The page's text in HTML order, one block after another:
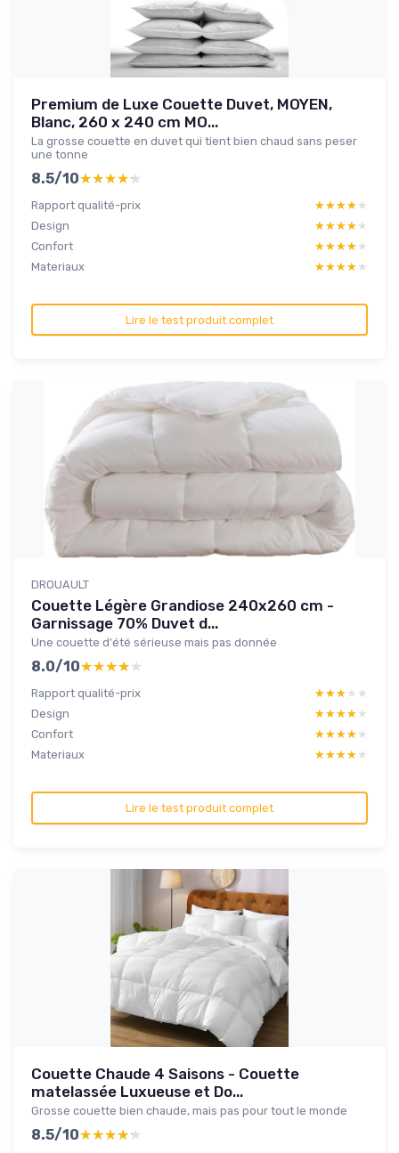
Premium de Luxe Couette Duvet, MOYEN,
Blanc, 260 x 240 cm MO...
La grosse couette en duvet qui tient bien chaud sans peser
une tonne
8.5/10★★★★★
★★★★★
Rapport qualité-prix ★★★★★
★★★★★
Design
★★★★★
★★★★★
Confort
★★★★★
★★★★★
Materiaux
★★★★★
★★★★★
Lire le test produit complet
DROUAULT
Couette Légère Grandiose 240x260 cm -
Garnissage 70% Duvet d...
Une couette d'été sérieuse mais pas donnée
8.0/10★★★★★
★★★★★
Rapport qualité-prix ★★★★★
★★★★★
Design
★★★★★
★★★★★
Confort
★★★★★
★★★★★
Materiaux
★★★★★
★★★★★
Lire le test produit complet
Couette Chaude 4 Saisons - Couette
matelassée Luxueuse et Do...
Grosse couette bien chaude, mais pas pour tout le monde
8.5/10★★★★★
★★★★★